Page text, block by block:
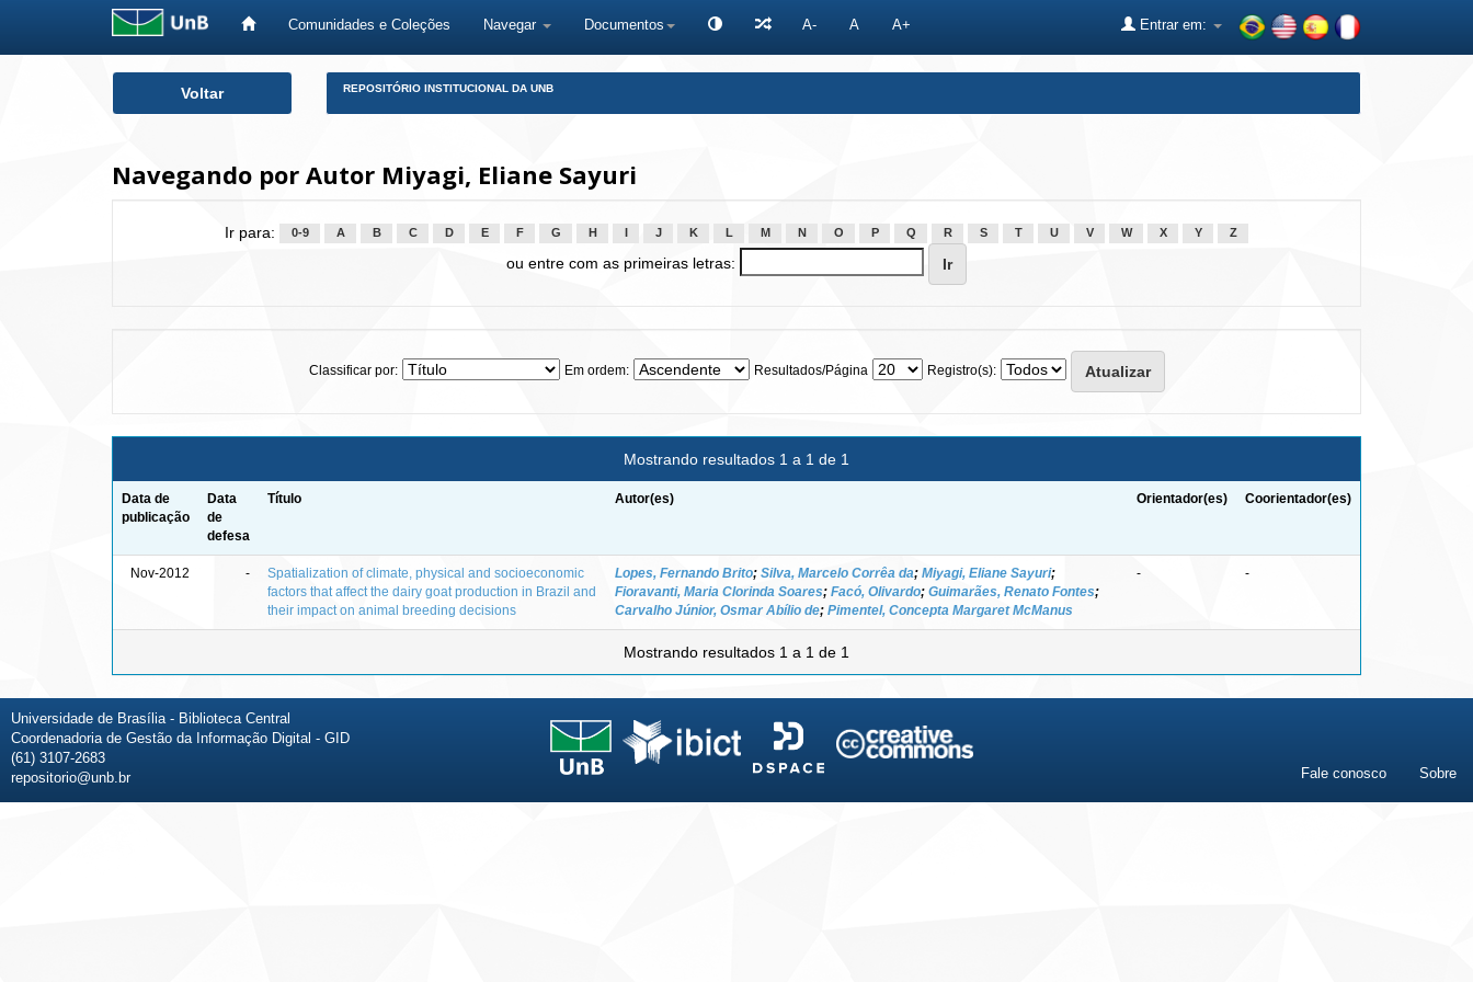
Comunidades e Coleções Navegar Documentos A- A A+ Entrar em:
Voltar REPOSITÓRIO INSTITUCIONAL DA UNB
Navegando por Autor Miyagi, Eliane Sayuri
Ir para: 0-9 A B C D E F G H J K L M N O P Q R S T U V W X Y Z
ou entre com as primeiras letras:
Classificar por: Em ordem: Resultados/Página Registro(s):
Mostrando resultados 1 a 1 de 1
Data de
publicação
Data
de
defesa
Título Autor(es) Orientador(es) Coorientador(es)
Nov-2012 -
Spatialization of climate, physical and socioeconomic
factors that affect the dairy goat production in Brazil and
their impact on animal breeding decisions
Lopes, Fernando Brito; Silva, Marcelo Corrêa da; Miyagi, Eliane Sayuri;
Fioravanti, Maria Clorinda Soares; Facó, Olivardo; Guimarães, Renato Fontes;
Carvalho Júnior, Osmar Abílio de; Pimentel, Concepta Margaret McManus
- -
Mostrando resultados 1 a 1 de 1
Universidade de Brasília - Biblioteca Central
Coordenadoria de Gestão da Informação Digital - GID
(61) 3107-2683
repositorio@unb.br
Fale conosco Sobre